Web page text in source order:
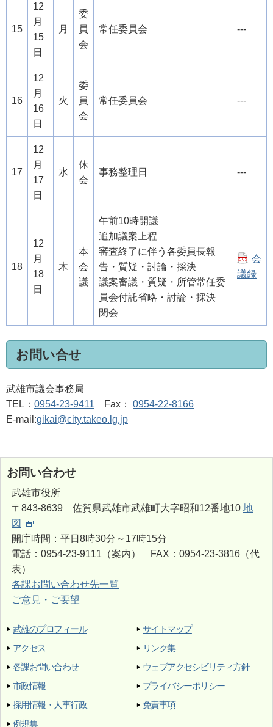
15
12
月
15
日
月
委
員
会
常任委員会 ---
16
12
月
16
日
火
委
員
会
常任委員会 ---
17
12
月
17
日
水
休
会
事務整理日 ---
18
12
月
18
日
木
本
会
議
午前10時開議
追加議案上程
審査終了に伴う各委員長報
告・質疑・討論・採決
議案審議・質疑・所管常任委
員会付託省略・討論・採決
閉会
会
議録
お問い合せ
武雄市議会事務局
TEL： 0954-23-9411 Fax： 0954-22-8166
E-mail:gikai@city.takeo.lg.jp
お問い合わせ
武雄市役所
〒843-8639 佐賀県武雄市武雄町大字昭和12番地10 地
図
開庁時間：平日8時30分～17時15分
電話：0954-23-9111（案内） FAX：0954-23-3816（代
表）
各課お問い合わせ先一覧
ご意見・ご要望
武雄のプロフィール
アクセス
各課お問い合わせ
市政情報
採用情報・人事行政
例規集
サイトマップ
リンク集
ウェブアクセシビリティ方針
プライバシーポリシー
免責事項